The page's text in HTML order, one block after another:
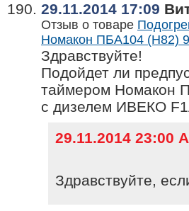
29.11.2014 17:09
Отзыв о товаре
Номакон ПБА104 (Н82)
Здравствуйте!
Подойдет ли
таймером Номакон
с дизелем ИВЕКО
29.11.2014 23:00
Здравствуйте,